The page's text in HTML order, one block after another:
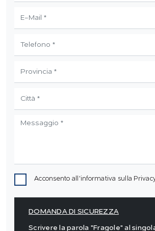
Acconsento all'informativa sulla
DOMANDA DI SICUREZZA
Scrivere la parola "Fragole" al